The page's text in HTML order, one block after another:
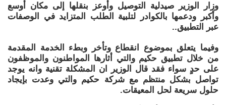
وزار الوزير صيدلية التوصيل وأوعز بنقلها إلى مكان أوسع
وأكبر ودعمها بالكوادر لتلبية الطلب المتزايد في الوصفات
عبر التطبيق..
وفيما يتعلق بموضوع انقطاع وتأخر وبطء الخدمة المقدمة
من خلال تطبيق حكيم والتي أثارها المواطنون والموظفون
على حدٍ سواء فقد قال الوزير ان المشكلة تقنية وانه يوجد
تواصل بشكل منتظم مع شركة حكيم والتي وعدت بإيجاد
حلول سريعة لحل المعيقات.